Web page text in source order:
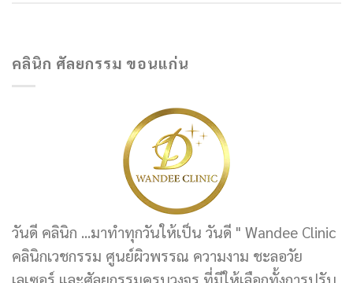
คลินิก ศัลยกรรม ขอนแก่น
วันดี คลินิก ...มาทำทุกวันให้เป็น วันดี " Wandee Clinic
คลินิกเวชกรรม ศูนย์ผิวพรรณ ความงาม ชะลอวัย
เลเซอร์ และศัลยกรรมครบวงจร ที่มีให้เลือกทั้งการปรับ